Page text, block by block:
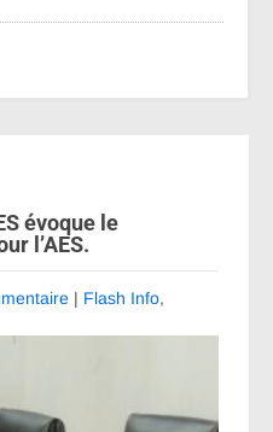
évoque le
l’AES.
| Flash Info,